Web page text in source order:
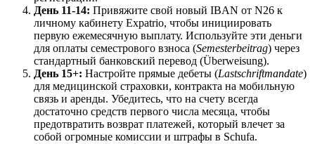
День 11-14: Привяжите свой новый IBAN от N26 к
личному кабинету Expatrio, чтобы инициировать
первую ежемесячную выплату. Используйте эти деньги
для оплаты семестрового взноса (Semesterbeitrag) через
стандартный банковский перевод (Überweisung).
День 15+: Настройте прямые дебеты (Lastschriftmandate)
для медицинской страховки, контракта на мобильную
связь и аренды. Убедитесь, что на счету всегда
достаточно средств первого числа месяца, чтобы
предотвратить возврат платежей, который влечет за
собой огромные комиссии и штрафы в Schufa.